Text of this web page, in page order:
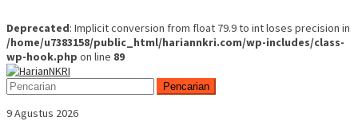
Deprecated: Implicit conversion from float 79.9 to int loses precision in
/home/u7383158/public_html/hariannkri.com/wp-includes/class-
wp-hook.php on line 89
Skip
to
content
Mobile
Menu
Pencarian
9 Agustus 2026